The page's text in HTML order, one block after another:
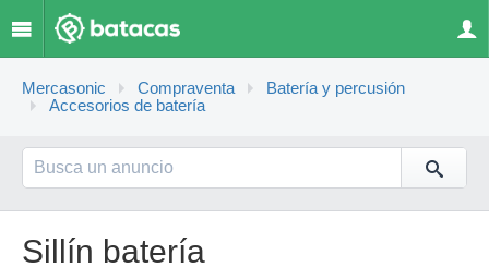
Mercasonic Compraventa
Batería y percusión
Accesorios de batería
Sillín batería